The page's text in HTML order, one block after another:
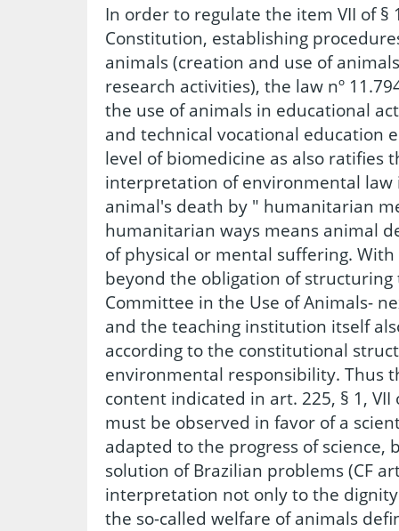
In order to regulate the item VII of §
Constitution, establishing
animals (creation and use of
research activities), the law nº
the use of animals in educational
and technical vocational education
level of biomedicine as also ratifies
interpretation of environmental
animal's death by " humanitarian
humanitarian ways means animal
of physical or mental suffering.
beyond the obligation of structuring
Committee in the Use of Animals-
and the teaching institution itself
according to the constitutional
environmental responsibility. Thus
content indicated in art. 225, § 1,
must be observed in favor of a
adapted to the progress of
solution of Brazilian problems (CF
interpretation not only to the
the so-called welfare of animals